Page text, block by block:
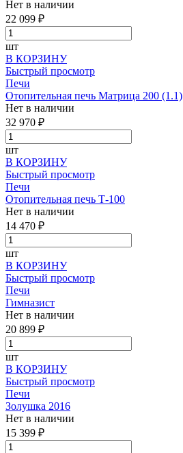
Нет в наличии
22 099 ₽
шт
В КОРЗИНУ
Быстрый просмотр
Печи
Отопительная печь Матрица 200 (1.1)
Нет в наличии
32 970 ₽
шт
В КОРЗИНУ
Быстрый просмотр
Печи
Отопительная печь Т-100
Нет в наличии
14 470 ₽
шт
В КОРЗИНУ
Быстрый просмотр
Печи
Гимназист
Нет в наличии
20 899 ₽
шт
В КОРЗИНУ
Быстрый просмотр
Печи
Золушка 2016
Нет в наличии
15 399 ₽